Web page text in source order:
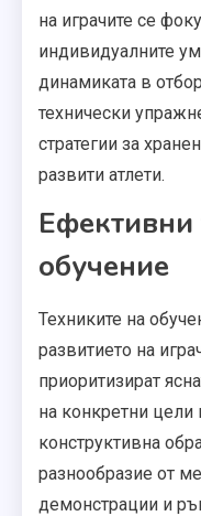
на играчите се
индивидуалните
динамиката в
технически
стратегии за
развити атлети.
Ефективни
обучение
Техниките на
развитието на
приоритизират
на конкретни цели
конструктивна
разнообразие от
демонстрации и